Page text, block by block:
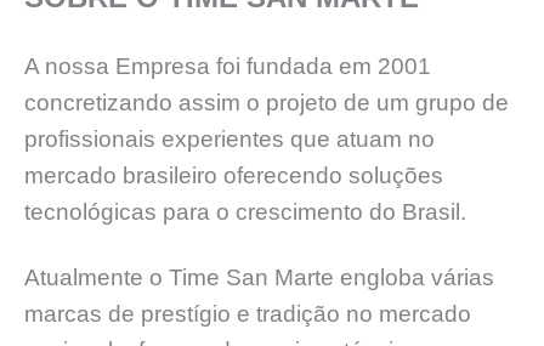
A nossa Empresa foi fundada em 2001
concretizando assim o projeto de um grupo de
profissionais experientes que atuam no
mercado brasileiro oferecendo soluções
tecnológicas para o crescimento do Brasil.
Atualmente o Time San Marte engloba várias
marcas de prestígio e tradição no mercado